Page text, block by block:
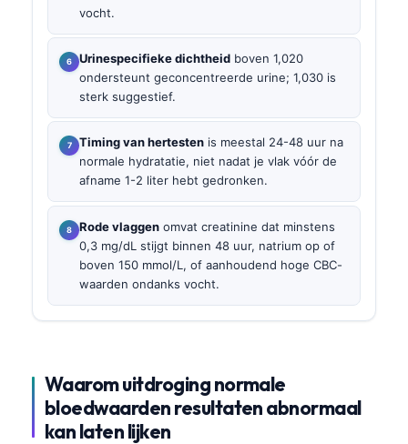
vocht.
Urinespecifieke dichtheid boven 1,020
ondersteunt geconcentreerde urine; 1,030 is
sterk suggestief.
Timing van hertesten is meestal 24-48 uur na
normale hydratatie, niet nadat je vlak vóór de
afname 1-2 liter hebt gedronken.
Rode vlaggen omvat creatinine dat minstens
0,3 mg/dL stijgt binnen 48 uur, natrium op of
boven 150 mmol/L, of aanhoudend hoge CBC-
waarden ondanks vocht.
Waarom uitdroging normale
bloedwaarden resultaten abnormaal
kan laten lijken